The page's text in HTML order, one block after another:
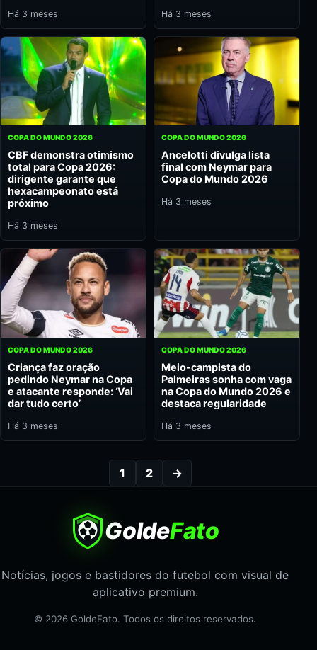
Há 3 meses Há 3 meses
COPA DO MUNDO 2026
CBF demonstra otimismo
total para Copa 2026:
dirigente garante que
hexacampeonato está
próximo
Há 3 meses
COPA DO MUNDO 2026
Ancelotti divulga lista
final com Neymar para
Copa do Mundo 2026
Há 3 meses
COPA DO MUNDO 2026
Criança faz oração
pedindo Neymar na Copa
e atacante responde: ‘Vai
dar tudo certo’
Há 3 meses
COPA DO MUNDO 2026
Meio-campista do
Palmeiras sonha com vaga
na Copa do Mundo 2026 e
destaca regularidade
Há 3 meses
1 2 →
GoldeFato
Notícias, jogos e bastidores do futebol com visual de
aplicativo premium.
© 2026 GoldeFato. Todos os direitos reservados.